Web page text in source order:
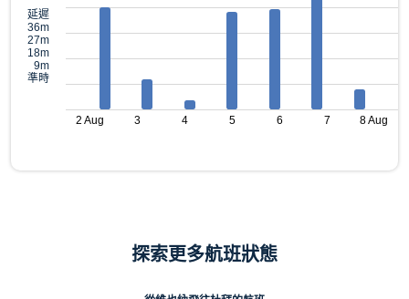
延遲
36m
27m
18m
9m
準時
2 Aug 3 4 5 6 7 8 Aug
探索更多航班狀態